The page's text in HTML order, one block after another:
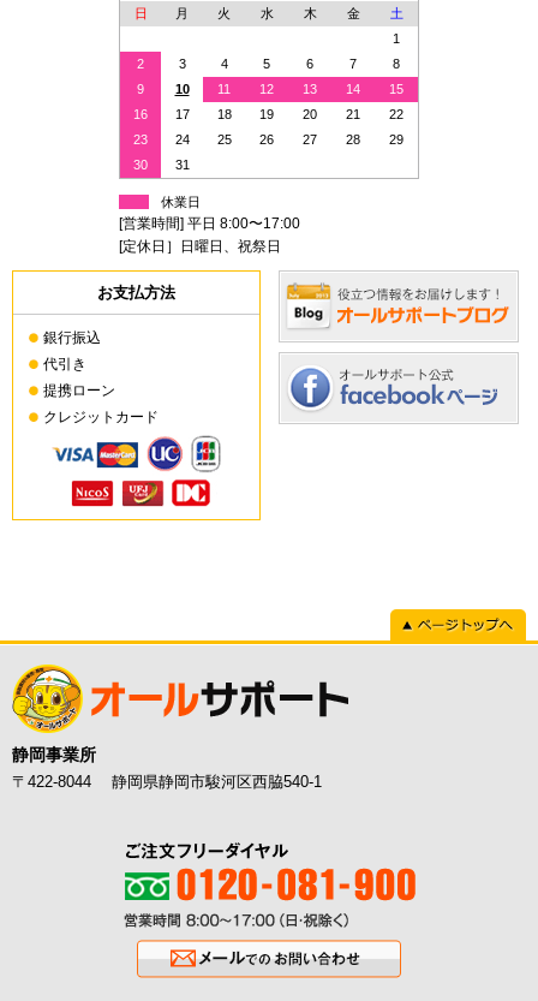
日
月 火 水 木 金
土
1
2
3 4 5 6 7
8
9
10 11 12 13 14
15
16
17 18 19 20 21
22
23
24 25 26 27 28
29
30
31
休業日
[営業時間] 平日 8:00〜17:00
[定休日］日曜日、祝祭日
お支払方法
銀行振込
代引き
提携ローン
クレジットカード
静岡事業所
〒422-8044 静岡県静岡市駿河区西脇540-1
ご注文フリーダイヤル0120-081-900
営業時間8:00〜17:00（日・祝除く